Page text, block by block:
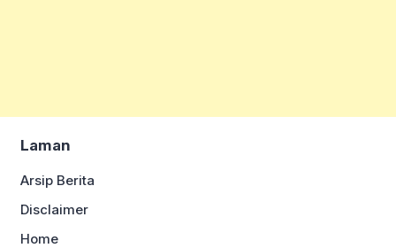
Laman
Arsip Berita
Disclaimer
Home